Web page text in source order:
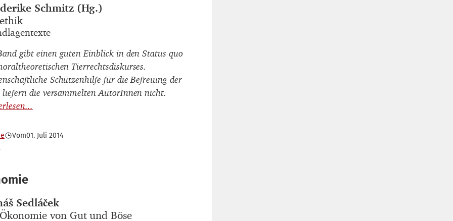
Schmitz (Hg.)
gibt einen guten Einblick in den Status quo
Tierrechtsdiskurses.
Schützenhilfe für die Befreiung der
liefern die versammelten AutorInnen nicht.
Vom01. Juli 2014
Sedláček
von Gut und Böse